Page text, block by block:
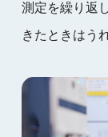
測定を繰り返
きたときはう